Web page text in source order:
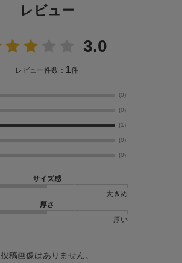
レビュー
3.0
レビュー件数： 1件
(0)
(0)
(1)
(0)
(0)
サイズ感
大きめ
厚さ
厚い
投稿画像はありません。